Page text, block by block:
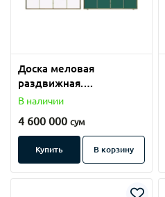
Доска меловая
раздвижная.
(114х360см)
В наличии
4 600 000 сум
Купить В корзину